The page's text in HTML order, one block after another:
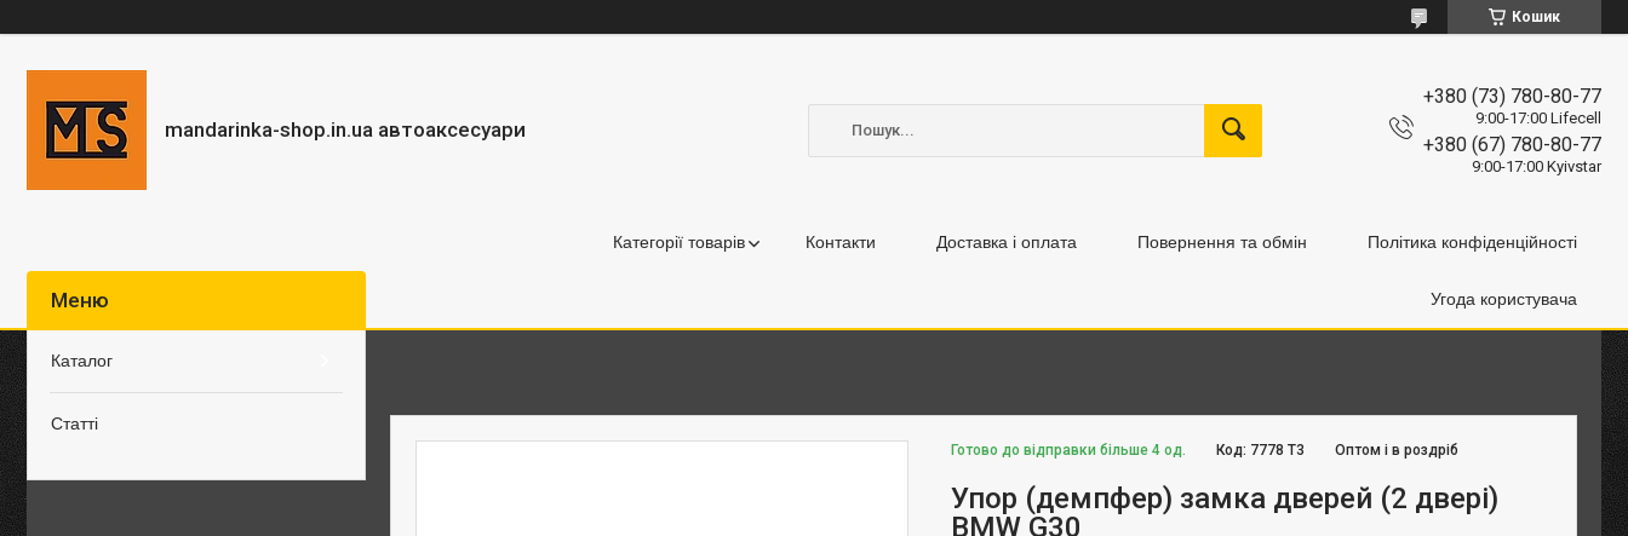
Кошик
mandarinka-shop.in.ua автоаксесуари
+380 (73) 780-80-77
9:00-17:00 Lifecell
+380 (67) 780-80-77
9:00-17:00 Kyivstar
Категорії товарів Контакти Доставка і оплата Повернення та обмін Політика конфіденційності
Угода користувача
Готово до відправки більше 4 од. Оптом і в роздріб
Код: 7778 Т3
Упор (демпфер) замка дверей (2 двері)
BMW G30
Каталог
Статті